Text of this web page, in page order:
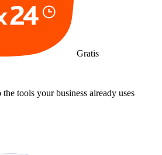
Gratis
tools your business already uses